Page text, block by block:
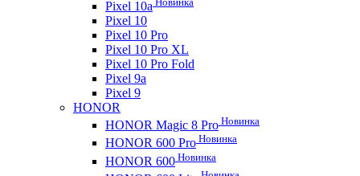
Pixel 10a
Pixel 10
Pixel 10 Pro
Pixel 10 Pro XL
Pixel 10 Pro Fold
Pixel 9a
Pixel 9
HONOR
HONOR Magic 8 Pro Новинка
HONOR 600 Pro Новинка
HONOR 600 Новинка